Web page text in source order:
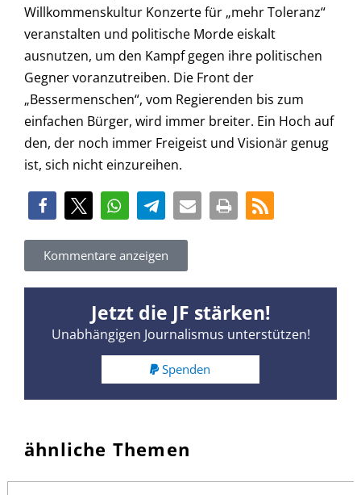
Willkommenskultur Konzerte für „mehr Toleranz“
veranstalten und politische Morde eiskalt
ausnutzen, um den Kampf gegen ihre politischen
Gegner voranzutreiben. Die Front der
„Bessermenschen“, vom Regierenden bis zum
einfachen Bürger, wird immer breiter. Ein Hoch auf
den, der noch immer Freigeist und Visionär genug
ist, sich nicht einzureihen.
Kommentare anzeigen
Jetzt die JF stärken!
Unabhängigen Journalismus unterstützen!
Spenden
ähnliche Themen